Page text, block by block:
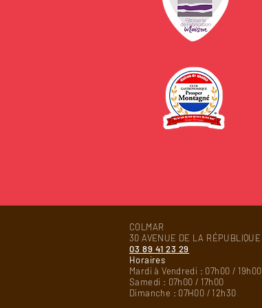
COLMAR
30 AVENUE DE LA RÉPUBLIQUE
03 89 41 23 29
Horaires
Mardi à Vendredi : 07h00 / 19h00
Samedi : 07h00 / 17h00
Dimanche : 07H00 / 12h30